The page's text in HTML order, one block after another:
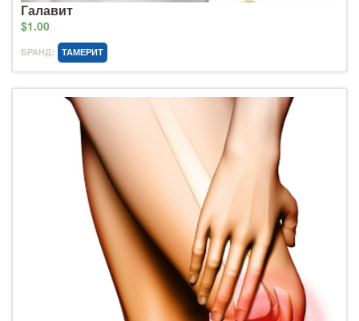
Галавит
$1.00
БРАНД: ТАМЕРИТ